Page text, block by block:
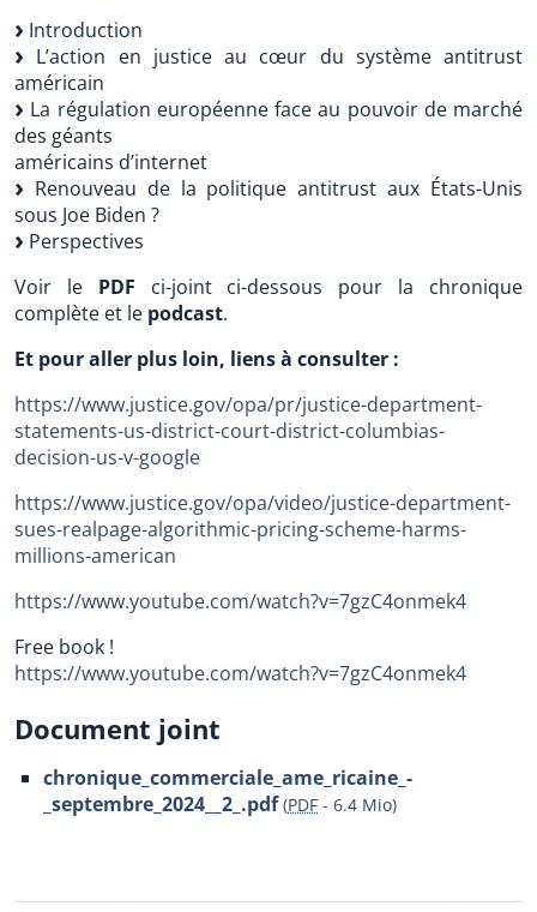
Introduction
L’action en justice au cœur du système antitrust
américain
La régulation européenne face au pouvoir de marché
des géants
américains d’internet
Renouveau de la politique antitrust aux États-Unis
sous Joe Biden ?
Perspectives
Voir le PDF ci-joint ci-dessous pour la chronique
complète et le podcast.
Et pour aller plus loin, liens à consulter :
https://www.justice.gov/opa/pr/justice-department-
statements-us-district-court-district-columbias-
decision-us-v-google
https://www.justice.gov/opa/video/justice-department-
sues-realpage-algorithmic-pricing-scheme-harms-
millions-american
https://www.youtube.com/watch?v=7gzC4onmek4
Free book !
https://www.youtube.com/watch?v=7gzC4onmek4
Document joint
chronique_commerciale_ame_ricaine_-
_septembre_2024__2_.pdf (PDF - 6.4 Mio)